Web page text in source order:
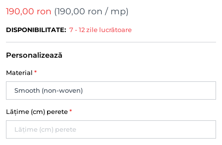
190,00 ron (190,00 ron / mp)
DISPONIBILITATE: 7 - 12 zile lucrătoare
Personalizează
Material *
Lățime (cm) perete *